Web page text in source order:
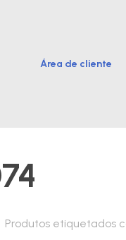
Área de cliente
Produtos etiquetados